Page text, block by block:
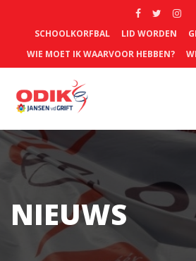
SCHOOLKORFBAL LID WORDEN
WIE MOET IK WAARVOOR HEBBEN?
NIEUWS